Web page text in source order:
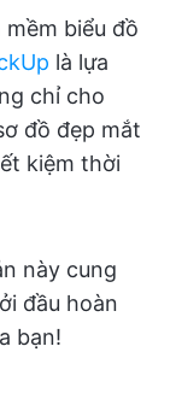
biểu đồ
là lựa
chỉ cho
đồ đẹp mắt
kiệm thời
này cung
đầu hoàn
bạn!